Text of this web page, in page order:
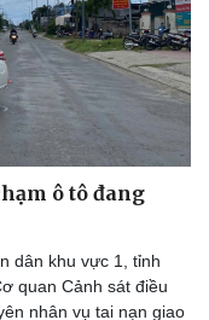
ô tô đang
dân khu vực 1, tỉnh
quan Cảnh sát điều
nhân vụ tai nạn giao